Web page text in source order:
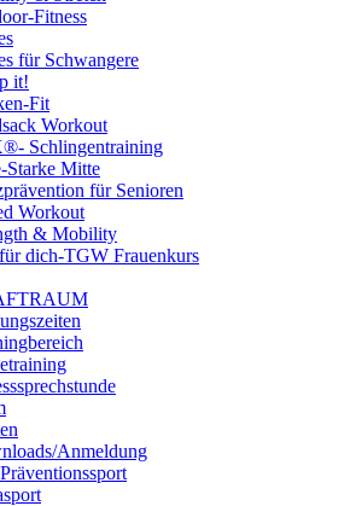
Fitness
für Schwangere
it!
Fit
Workout
Schlingentraining
Starke Mitte
für Senioren
Workout
& Mobility
dich-TGW Frauenkurs
Anmeldung